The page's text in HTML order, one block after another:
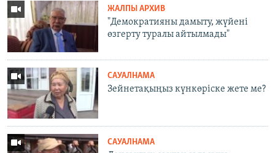
ЖАЛПЫ АРХИВ
"Демократияны дамыту, жүйені
өзгерту туралы айтылмады"
САУАЛНАМА
Зейнетақыңыз күнкөріске жете ме?
САУАЛНАМА